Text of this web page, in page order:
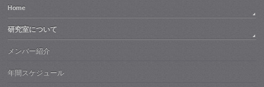
Home
研究室について
メンバー紹介
年間スケジュール